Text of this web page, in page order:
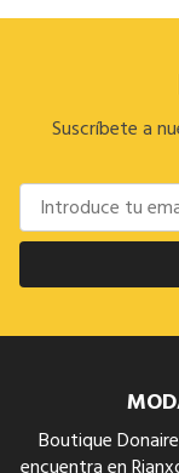
Suscríbete a
Boutique
encuentra en